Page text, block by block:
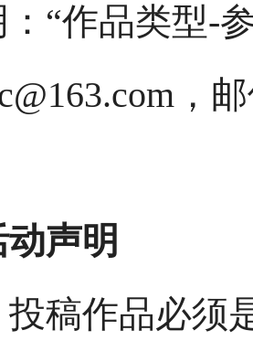
“作品类型-
，
声明
稿作品必须